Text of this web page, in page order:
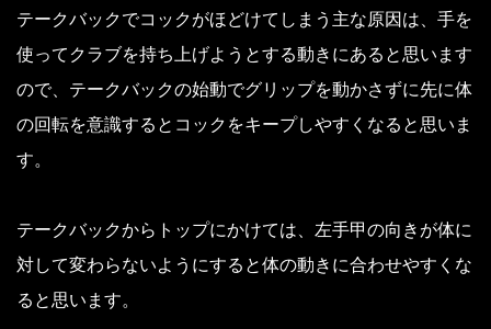
テークバックでコックがほどけてしまう主な原因は、手を
使ってクラブを持ち上げようとする動きにあると思います
ので、テークバックの始動でグリップを動かさずに先に体
の回転を意識するとコックをキープしやすくなると思いま
す。
テークバックからトップにかけては、左手甲の向きが体に
対して変わらないようにすると体の動きに合わせやすくな
ると思います。